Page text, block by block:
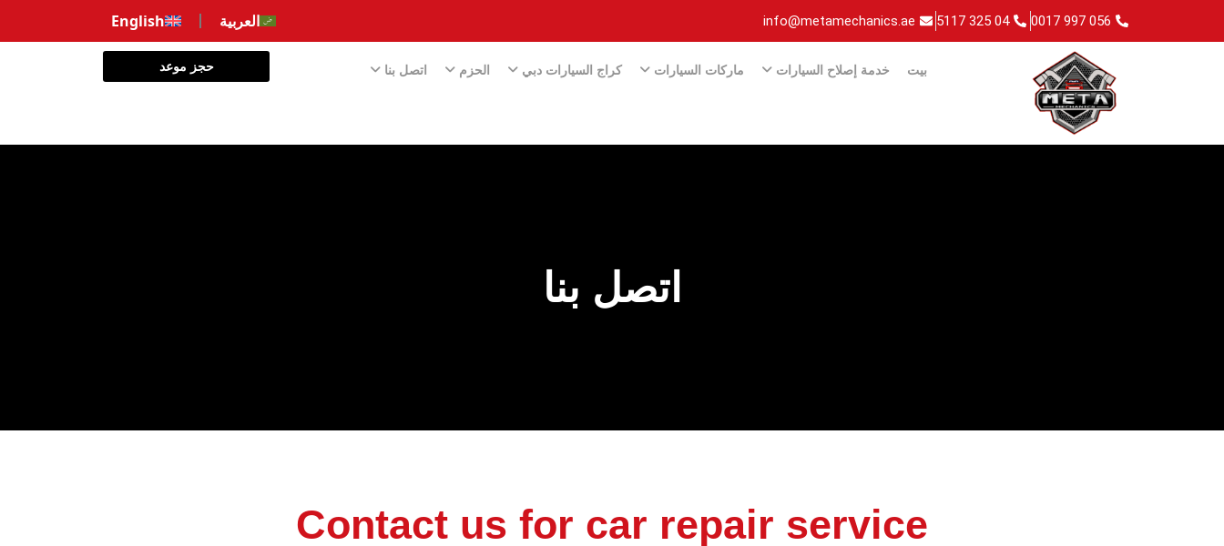
056 997 0017
04 325 5117
info@metamechanics.ae العربية English
بيت خدمة إصلاح السيارات ‏ماركات السيارات‏ كراج السيارات دبي الحزم اتصل بنا حجز موعد
اتصل بنا
Contact us for car repair service